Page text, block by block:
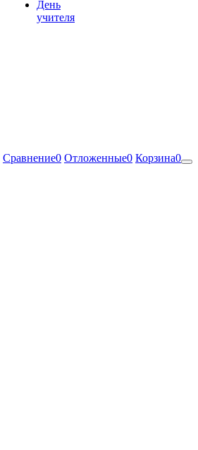
День
учителя
Сравнение0 Отложенные0 Корзина0